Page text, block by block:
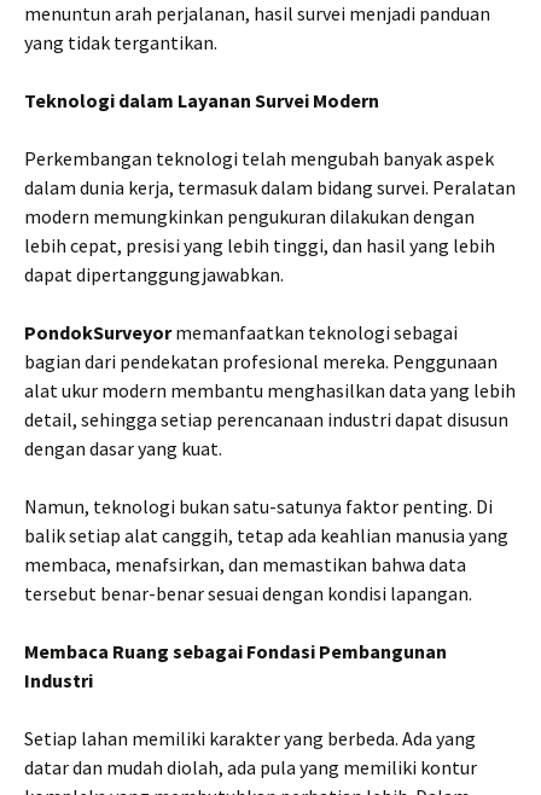
menuntun arah perjalanan, hasil survei menjadi panduan
yang tidak tergantikan.
Teknologi dalam Layanan Survei Modern
Perkembangan teknologi telah mengubah banyak aspek
dalam dunia kerja, termasuk dalam bidang survei. Peralatan
modern memungkinkan pengukuran dilakukan dengan
lebih cepat, presisi yang lebih tinggi, dan hasil yang lebih
dapat dipertanggungjawabkan.
PondokSurveyormemanfaatkan teknologi sebagai
bagian dari pendekatan profesional mereka. Penggunaan
alat ukur modern membantu menghasilkan data yang lebih
detail, sehingga setiap perencanaan industri dapat disusun
dengan dasar yang kuat.
Namun, teknologi bukan satu-satunya faktor penting. Di
balik setiap alat canggih, tetap ada keahlian manusia yang
membaca, menafsirkan, dan memastikan bahwa data
tersebut benar-benar sesuai dengan kondisi lapangan.
Membaca Ruang sebagai Fondasi Pembangunan
Industri
Setiap lahan memiliki karakter yang berbeda. Ada yang
datar dan mudah diolah, ada pula yang memiliki kontur